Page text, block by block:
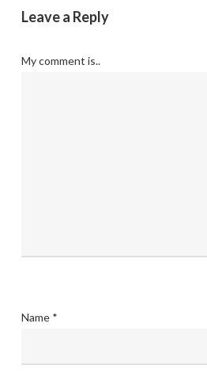
Leave a Reply
My comment is..
Name *